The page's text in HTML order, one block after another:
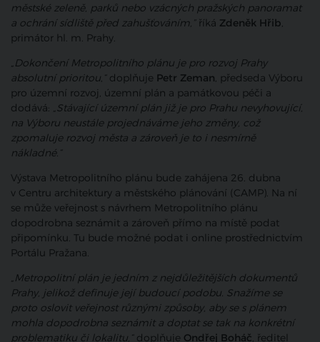
městské zeleně, parků nebo vzácných pražských panoramat
a ochrání sídliště před zahušťováním,” říká Zdeněk Hřib,
primátor hl. m. Prahy.
„Dokončení Metropolitního plánu je pro rozvoj Prahy
absolutní prioritou, “ doplňuje Petr Zeman, předseda Výboru
pro územní rozvoj, územní plán a památkovou péči a
dodává: „Stávající územní plán již je pro Prahu nevyhovující,
na Výboru neustále projednáváme jeho změny, což
zpomaluje rozvoj města a zároveň je to i nesmírně
nákladné.“
Výstava Metropolitního plánu bude zahájena 26. dubna
v Centru architektury a městského plánování (CAMP). Na ní
se může veřejnost s návrhem Metropolitního plánu
dopodrobna seznámit a zároveň přímo na místě podat
připomínku. Tu bude možné podat i online prostřednictvím
Portálu Pražana.
„Metropolitní plán je jedním z nejdůležitějších dokumentů
Prahy, jelikož definuje její budoucí podobu. Snažíme se
proto oslovit veřejnost různými způsoby, aby se s plánem
mohla dopodrobna seznámit a doptat se tak na konkrétní
problematiku či lokalitu,“ doplňuje Ondřej Boháč, ředitel